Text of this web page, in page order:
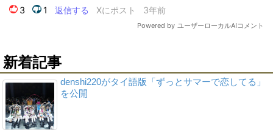
新着記事
denshi220がタイ語版「ずっとサマーで恋してる」
を公開